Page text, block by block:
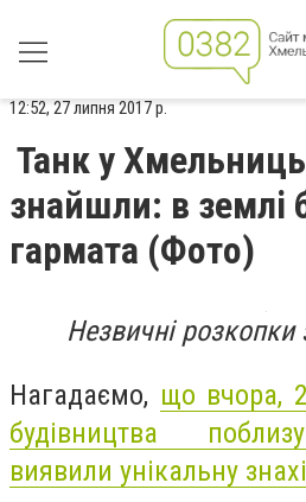
12:52, 27 липня 2017 р.
Танк у
знайшли: в землі
гармата (Фото)
Незвичні
Нагадаємо, що вчора,
будівництва
виявили унікальну